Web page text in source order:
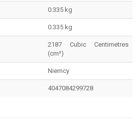
0.335 kg
0.335 kg
2187 Cubic Centimetres
(cm³)
Niemcy
4047084299728